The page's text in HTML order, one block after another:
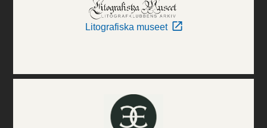
Litografiska museet